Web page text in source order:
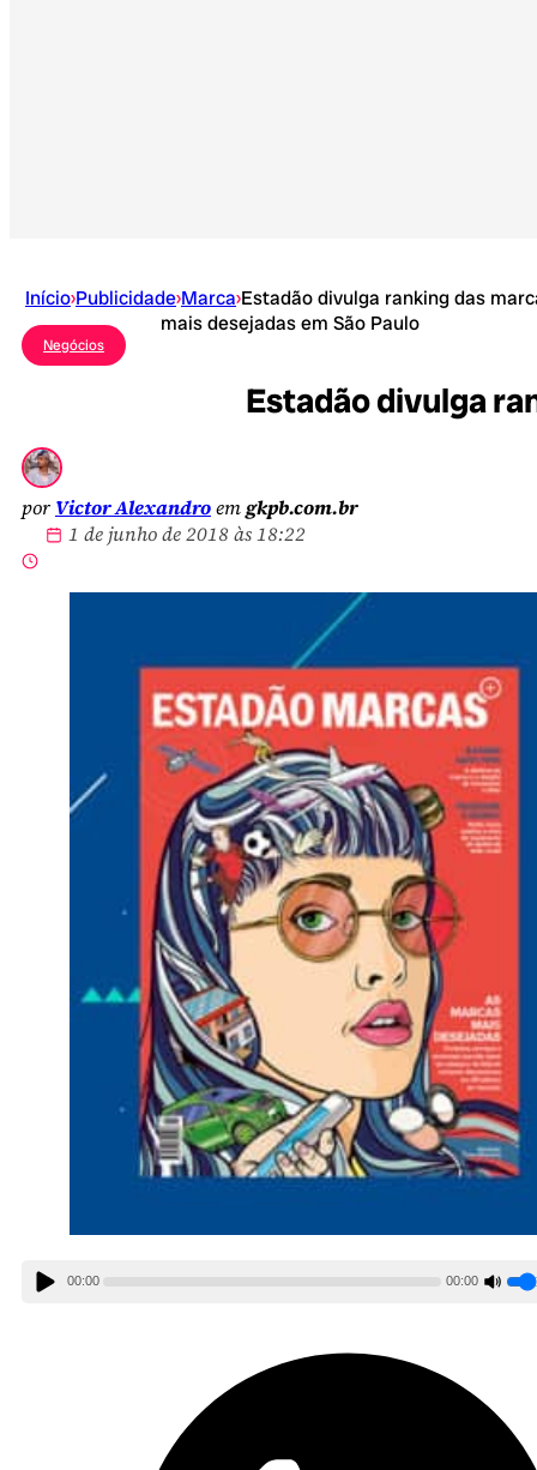
Início›Publicidade›Marca›Estadão divulga ranking das
mais desejadas em São Paulo
Negócios
Estadão divulga
por Victor Alexandroemgkpb.com.br
1 de junho de 2018 às 18:22
00:00 00:00